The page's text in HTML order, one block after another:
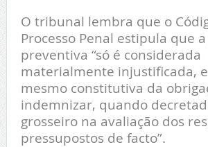
O tribunal lembra que o
Processo Penal estipula que
preventiva “só é considerada
materialmente injustificada,
mesmo constitutiva da
indemnizar, quando
grosseiro na avaliação dos
pressupostos de facto”.